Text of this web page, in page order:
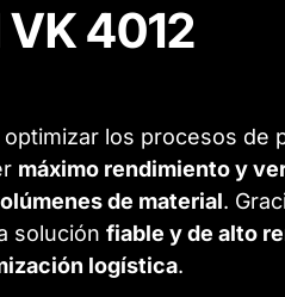
VK 4012
los procesos de
máximo rendimiento y
de material.
solución fiable y de alto
logística.